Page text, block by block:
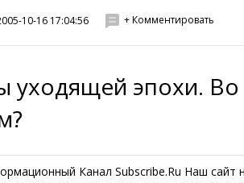
10-16 17:04:56 + Комментировать
уходящей эпохи.
Канал Subscribe.Ru Наш